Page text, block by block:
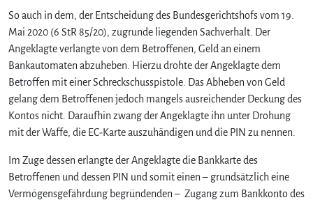
So auch in dem, der Entscheidung des Bundesgerichtshofs vom 19.
Mai 2020 (6 StR 85/20), zugrunde liegenden Sachverhalt. Der
Angeklagte verlangte von dem Betroffenen, Geld an einem
Bankautomaten abzuheben. Hierzu drohte der Angeklagte dem
Betroffen mit einer Schreckschusspistole. Das Abheben von Geld
gelang dem Betroffenen jedoch mangels ausreichender Deckung des
Kontos nicht. Daraufhin zwang der Angeklagte ihn unter Drohung
mit der Waffe, die EC-Karte auszuhändigen und die PIN zu nennen.
Im Zuge dessen erlangte der Angeklagte die Bankkarte des
Betroffenen und dessen PIN und somit einen – grundsätzlich eine
Vermögensgefährdung begründenden – Zugang zum Bankkonto des